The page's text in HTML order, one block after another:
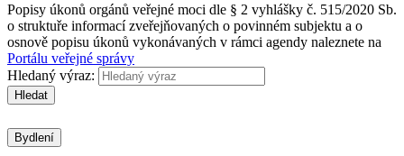
Popisy úkonů orgánů veřejné moci dle § 2 vyhlášky č. 515/2020 Sb.
o struktuře informací zveřejňovaných o povinném subjektu a o
osnově popisu úkonů vykonávaných v rámci agendy naleznete na
Portálu veřejné správy
Hledaný výraz:
Hledat
Bydlení